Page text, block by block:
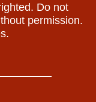
Do not
permission.